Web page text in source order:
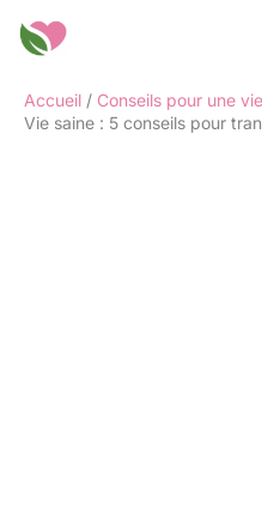
Accueil
Conseils pour une
Vie saine : 5 conseils pour